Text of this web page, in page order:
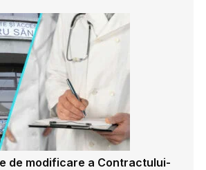
de modificare a Contractului-